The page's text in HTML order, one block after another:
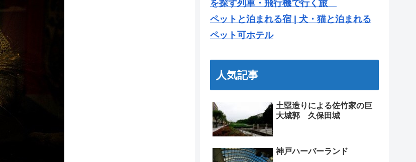
を探す列車・飛行機で行く旅
ペットと泊まれる宿 | 犬・猫と泊まれる
ペット可ホテル
人気記事
土塁造りによる佐竹家の巨
大城郭 久保田城
神戸ハーバーランド